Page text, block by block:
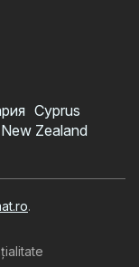
Cyprus
New Zealand
.